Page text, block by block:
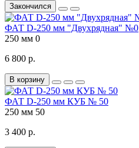
Закончился
ФАТ D-250 мм "Двухрядная" №0
250 мм 0
6 800 р.
В корзину
ФАТ D-250 мм КУБ № 50
250 мм 50
3 400 р.